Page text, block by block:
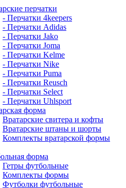
перчатки
- Перчатки 4keepers
- Перчатки Adidas
- Перчатки Jako
- Перчатки Joma
- Перчатки Kelme
- Перчатки Nike
- Перчатки Puma
- Перчатки Reusch
- Перчатки Select
- Перчатки Uhlsport
форма
Вратарские свитера и кофты
Вратарские штаны и шорты
Комплекты вратарской формы
форма
Гетры футбольные
Комплекты формы
Футболки футбольные